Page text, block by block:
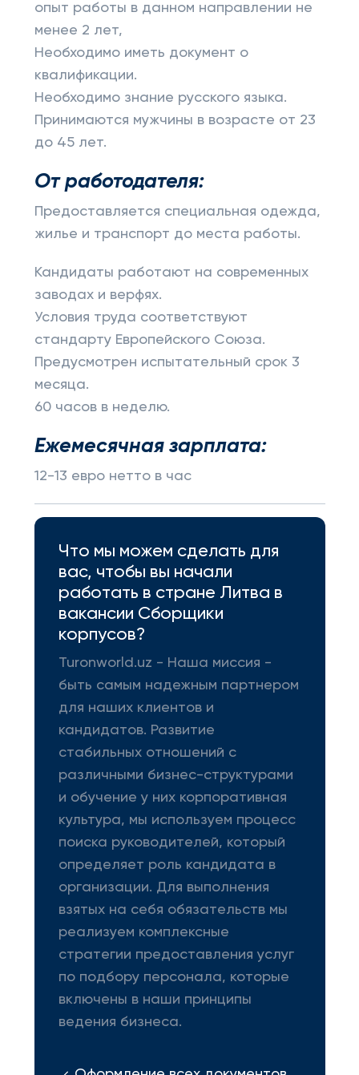
опыт работы в данном направлении не
менее 2 лет,
Необходимо иметь документ о
квалификации.
Необходимо знание русского языка.
Принимаются мужчины в возрасте от 23
до 45 лет.
От работодателя:
Предоставляется специальная одежда,
жилье и транспорт до места работы.
Кандидаты работают на современных
заводах и верфях.
Условия труда соответствуют
стандарту Европейского Союза.
Предусмотрен испытательный срок 3
месяца.
60 часов в неделю.
Ежемесячная зарплата:
12-13 евро нетто в час
Что мы можем сделать для
вас, чтобы вы начали
работать в стране Литва в
вакансии Сборщики
корпусов?
Turonworld.uz - Наша миссия -
быть самым надежным партнером
для наших клиентов и
кандидатов. Развитие
стабильных отношений с
различными бизнес-структурами
и обучение у них корпоративная
культура, мы используем процесс
поиска руководителей, который
определяет роль кандидата в
организации. Для выполнения
взятых на себя обязательств мы
реализуем комплексные
стратегии предоставления услуг
по подбору персонала, которые
включены в наши принципы
ведения бизнеса.